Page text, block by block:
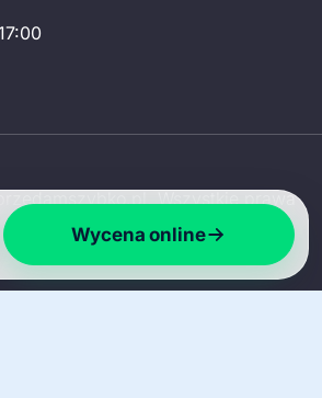
Wszystkie prawa
zastrzeżone.
Wycena online